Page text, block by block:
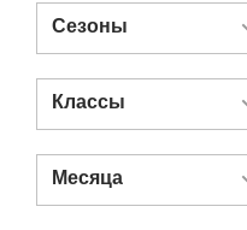
Сезоны
Классы
Месяца